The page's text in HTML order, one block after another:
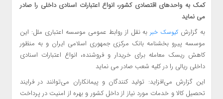
کمک به واحدهای اقتصادی کشور، انواع اعتبارات اسنادی داخلی را صادر
می نماید
به گزارش کیوسک خبر به نقل از روابط عمومی موسسه اعتباری ملل: این
موسسه پیرو بخشنامه بانک مرکزی جمهوری اسلامی ایران و به منظور
کاهش ریسک معامله برای خریدار و فروشنده، انواع اعتبارات اسنادی
داخلی ریالی را در کلیه شعب صادر می نماید
این گزارش می‌افزاید: تولید کنندگان و پیمانکاران می‌توانند در فرایند
تحصیل کالا و خدمات مورد نیاز از داخل کشور و بهره از امنیت در پرداخت